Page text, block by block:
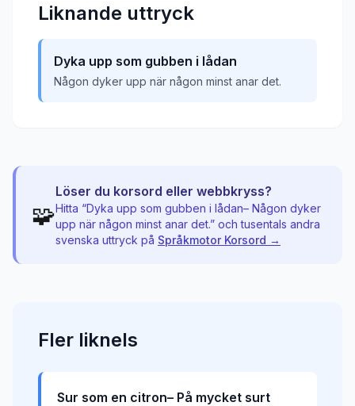
Liknande uttryck
Dyka upp som gubben i lådan
Någon dyker upp när någon minst anar det.
🧩
Löser du korsord eller webbkryss?
Hitta “Dyka upp som gubben i lådan– Någon dyker
upp när någon minst anar det.” och tusentals andra
svenska uttryck på Språkmotor Korsord →
Fler liknels
Sur som en citron– På mycket surt